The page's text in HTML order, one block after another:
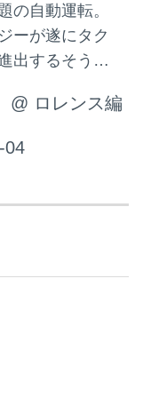
スゴイ車があ
何だかSF映画
な感覚で、ピ
も多いはず。
。 そんな私達
技術が少し身
の自動運転。
ーが遂にタク
出するそうで
クシーのベー
動車のエステ
プライベート
に、 携帯端末
まで迎えにき
あなたのこと
適に過ごせる
したり、 気分
@ ロレンス編